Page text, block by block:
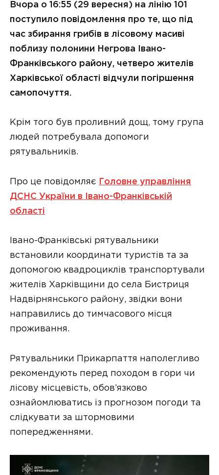
Вчора о 16:55 (29 вересня) на лінію 101
поступило повідомлення про те, що під
час збирання грибів в лісовому масиві
поблизу полонини Негрова Івано-
Франківського району, четверо жителів
Харківської області відчули погіршення
самопочуття.
Крім того був проливний дощ, тому група
людей потребувала допомоги
рятувальників.
Про це повідомляє
Головне управління
ДСНС України в Івано-Франківській
області
Івано-Франківські рятувальники
встановили координати туристів та за
допомогою квадроциклів транспортували
жителів Харківщини до села Бистриця
Надвірнянського району, звідки вони
направились до тимчасового місця
проживання.
Рятувальники Прикарпаття наполегливо
рекомендують перед походом в гори чи
лісову місцевість, обов’язково
ознайомлюватись із прогнозом погоди та
слідкувати за штормовими
попередженнями.